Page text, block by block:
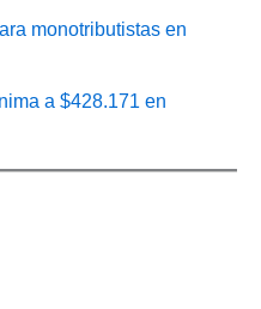
monotributistas en
a $428.171 en